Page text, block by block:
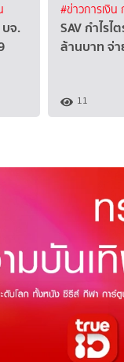
จ.
#ข่าวการเงิน
SAV กำไร
ล้านบาท จ่
11